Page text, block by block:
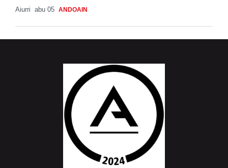
Aiurri abu 05 ANDOAIN